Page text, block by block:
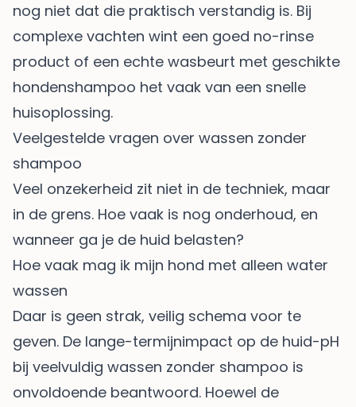
nog niet dat die praktisch verstandig is. Bij
complexe vachten wint een goed no-rinse
product of een echte wasbeurt met geschikte
hondenshampoo het vaak van een snelle
huisoplossing.
Veelgestelde vragen over wassen zonder
shampoo
Veel onzekerheid zit niet in de techniek, maar
in de grens. Hoe vaak is nog onderhoud, en
wanneer ga je de huid belasten?
Hoe vaak mag ik mijn hond met alleen water
wassen
Daar is geen strak, veilig schema voor te
geven. De lange-termijnimpact op de huid-pH
bij veelvuldig wassen zonder shampoo is
onvoldoende beantwoord. Hoewel de